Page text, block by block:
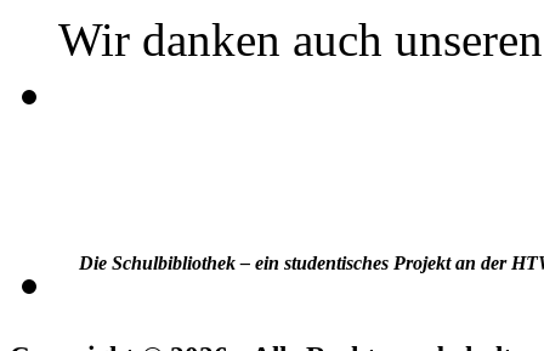
Wir danken auch
Die Schulbibliothek – ein studentisches Projekt an der